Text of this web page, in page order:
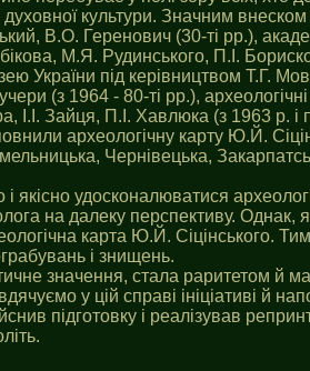
культури. Значним
В.О. Геренович (30-ті рр.),
М.Я. Рудинського, П.І.
України під керівництвом Т.Г.
(з 1964 - 80-ті рр.),
І.І. Зайця, П.І. Хавлюка (з 1963 р.
археологічну карту Ю.Й.
Чернівецька,
удосконалюватися
на далеку перспективу. Однак,
карта Ю.Й. Сіцінського.
і знищень.
значення, стала раритетом й
у цій справі ініціативі й
підготовку і реалізував